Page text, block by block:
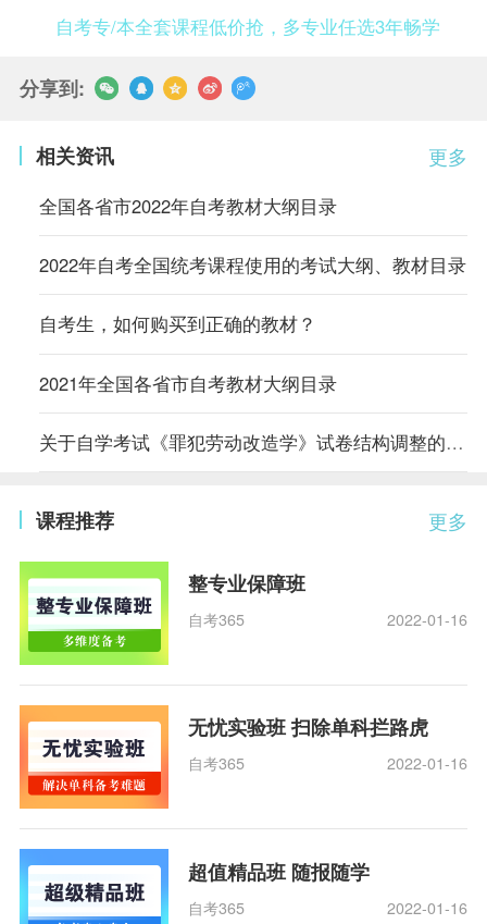
自考专/本全套课程低价抢，多专业任选3年畅学
分享到:
更多
相关资讯
全国各省市2022年自考教材大纲目录
2022年自考全国统考课程使用的考试大纲、教材目录
自考生，如何购买到正确的教材？
2021年全国各省市自考教材大纲目录
关于自学考试《罪犯劳动改造学》试卷结构调整的说明
更多
课程推荐
整专业保障班
自考365 2022-01-16
无忧实验班 扫除单科拦路虎
自考365 2022-01-16
超值精品班 随报随学
自考365 2022-01-16